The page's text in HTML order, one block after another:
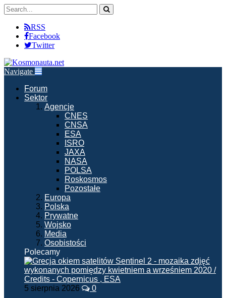
RSS
Facebook
Twitter
Navigate
Forum
Sektor
Agencje
CNES
CNSA
ESA
ISRO
JAXA
NASA
POLSA
Roskosmos
Pozostałe
Europa
Polska
Prywatne
Wojsko
Media
Osobistości
Polecamy
5 sierpnia 2026 0